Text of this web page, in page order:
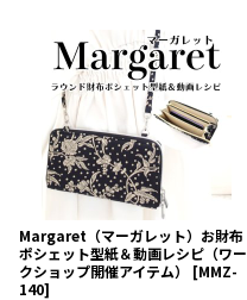
並び順:
Margaret（マーガレット）お財布
ポシェット型紙＆動画レシピ（ワー
クショップ開催アイテム）
[MMZ-
140]